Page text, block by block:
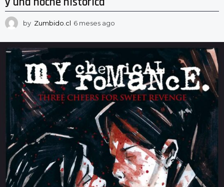
by Zumbido.cl 6 meses ago
e
s
a
g
o